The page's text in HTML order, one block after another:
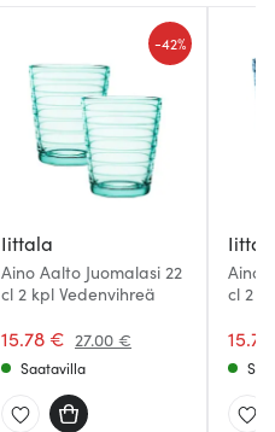
Iittala
Aino Aalto Juomalasi 22
cl 2 kpl Vedenvihreä
15.78 € 27.00 €
-42%
Saatavilla
Aino
cl 2